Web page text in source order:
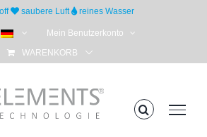
saubere Luft reines Wasser
Mein Benutzerkonto
WARENKORB